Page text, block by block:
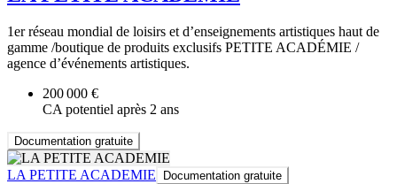
1er réseau mondial de loisirs et d’enseignements artistiques haut de
gamme /boutique de produits exclusifs PETITE ACADÉMIE /
agence d’événements artistiques.
200 000 €
CA potentiel après 2 ans
Documentation gratuite
LA PETITE ACADEMIE Documentation gratuite